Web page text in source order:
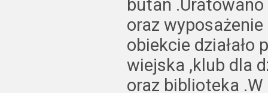
butan
oraz
obiekcie
wiejska ,klub dla
oraz biblioteka